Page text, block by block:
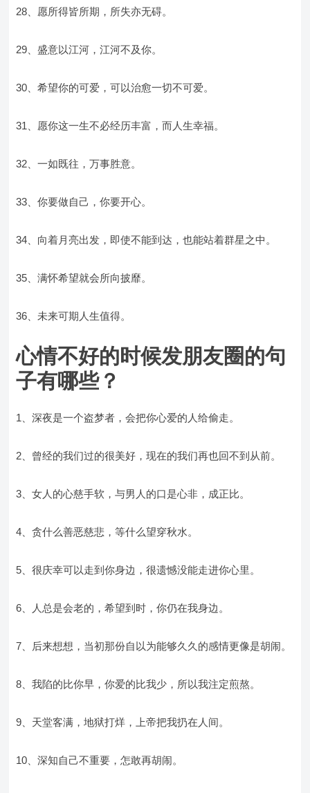
28、愿所得皆所期，所失亦无碍。
29、盛意以江河，江河不及你。
30、希望你的可爱，可以治愈一切不可爱。
31、愿你这一生不必经历丰富，而人生幸福。
32、一如既往，万事胜意。
33、你要做自己，你要开心。
34、向着月亮出发，即使不能到达，也能站着群星之中。
35、满怀希望就会所向披靡。
36、未来可期人生值得。
心情不好的时候发朋友圈的句
子有哪些？
1、深夜是一个盗梦者，会把你心爱的人给偷走。
2、曾经的我们过的很美好，现在的我们再也回不到从前。
3、女人的心慈手软，与男人的口是心非，成正比。
4、贪什么善恶慈悲，等什么望穿秋水。
5、很庆幸可以走到你身边，很遗憾没能走进你心里。
6、人总是会老的，希望到时，你仍在我身边。
7、后来想想，当初那份自以为能够久久的感情更像是胡闹。
8、我陷的比你早，你爱的比我少，所以我注定煎熬。
9、天堂客满，地狱打烊，上帝把我扔在人间。
10、深知自己不重要，怎敢再胡闹。